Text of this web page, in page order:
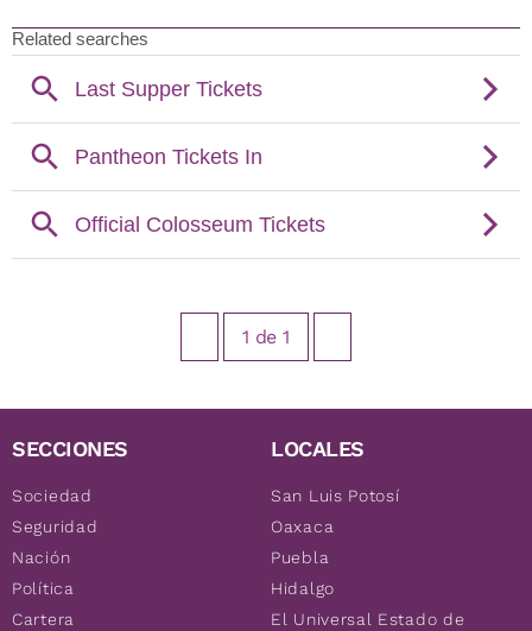
1 de 1
SECCIONES
Sociedad
Seguridad
Nación
Política
Cartera
LOCALES
San Luis Potosí
Oaxaca
Puebla
Hidalgo
El Universal Estado de